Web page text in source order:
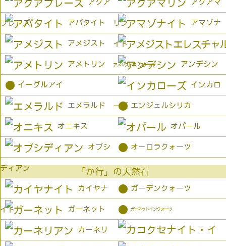
アクア
プレーズ
アクアマ
リン
アパタイト アマゾナ
イト
アメジスト
アメジストエレスチャル
アメトリン アンデシン
● イーグルアイ インカロ
ーズ
エメラルド ● エンジェルシリカ
オニキス オパール
オブシ
ディアン
● オーロラクォーツ
「か行」の天然石
カイヤナ
イト
● ガーデンクォーツ
ガーネット ● ガーネットインクォーツ
カーネリ